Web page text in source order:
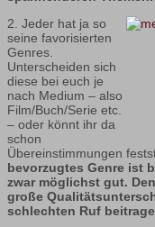
2. Jeder hat ja so
seine favorisierten
Genres.
Unterscheiden sich
diese bei euch je
nach Medium – also
Film/Buch/Serie etc.
– oder könnt ihr da
schon
Übereinstimmungen
bevorzugtes Genre ist
zwar möglichst gut.
große
schlechten Ruf